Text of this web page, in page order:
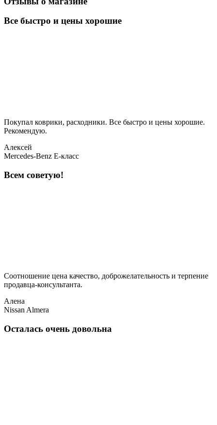
Все быстро и цены хорошие
Покупал коврики, расходники. Все быстро и цены хорошие.
Рекомендую.
Алексей
Mercedes-Benz E-класс
Всем советую!
Соотношение цена качество, доброжелательность и терпение
продавца-консультанта.
Алена
Nissan Almera
Осталась очень довольна